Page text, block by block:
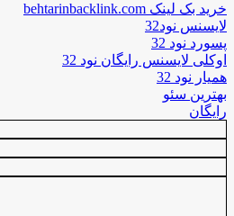
خرید بک لینک behtarinbacklink.com
لایسنس نود32
پسورد نود 32
اوکلی لایسنس رایگان نود 32
همیار نود 32
بهترین سئو
رایگان